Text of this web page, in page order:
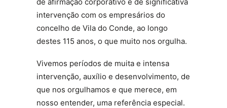
intervenção com os empresários do
concelho de Vila do Conde, ao longo
destes 115 anos, o que muito nos orgulha.
Vivemos períodos de muita e intensa
intervenção, auxílio e desenvolvimento, de
que nos orgulhamos e que merece, em
nosso entender, uma referência especial.